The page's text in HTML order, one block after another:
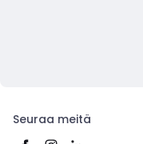
Seuraa meitä